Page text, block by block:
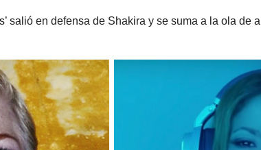
salió en defensa de Shakira y se suma a la ola de